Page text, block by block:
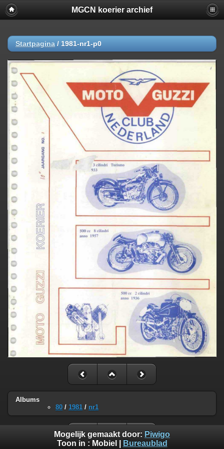
MGCN koerier archief
Startpagina / 1981-nr1-p0
Albums
80 / 1981 / nr1
Mogelijk gemaakt door: Piwigo
Toon in : Mobiel Bureaublad